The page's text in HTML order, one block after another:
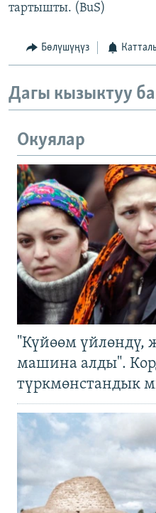
тартышты. (BuS)
Бөлүшүңүз
Дагы кызыктуу
Окуялар
"Күйөөм үйлөндү,
машина алды".
түркмөнстандык